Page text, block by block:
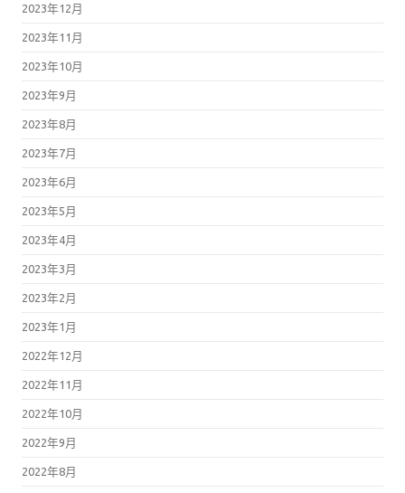
2023年12月
2023年11月
2023年10月
2023年9月
2023年8月
2023年7月
2023年6月
2023年5月
2023年4月
2023年3月
2023年2月
2023年1月
2022年12月
2022年11月
2022年10月
2022年9月
2022年8月